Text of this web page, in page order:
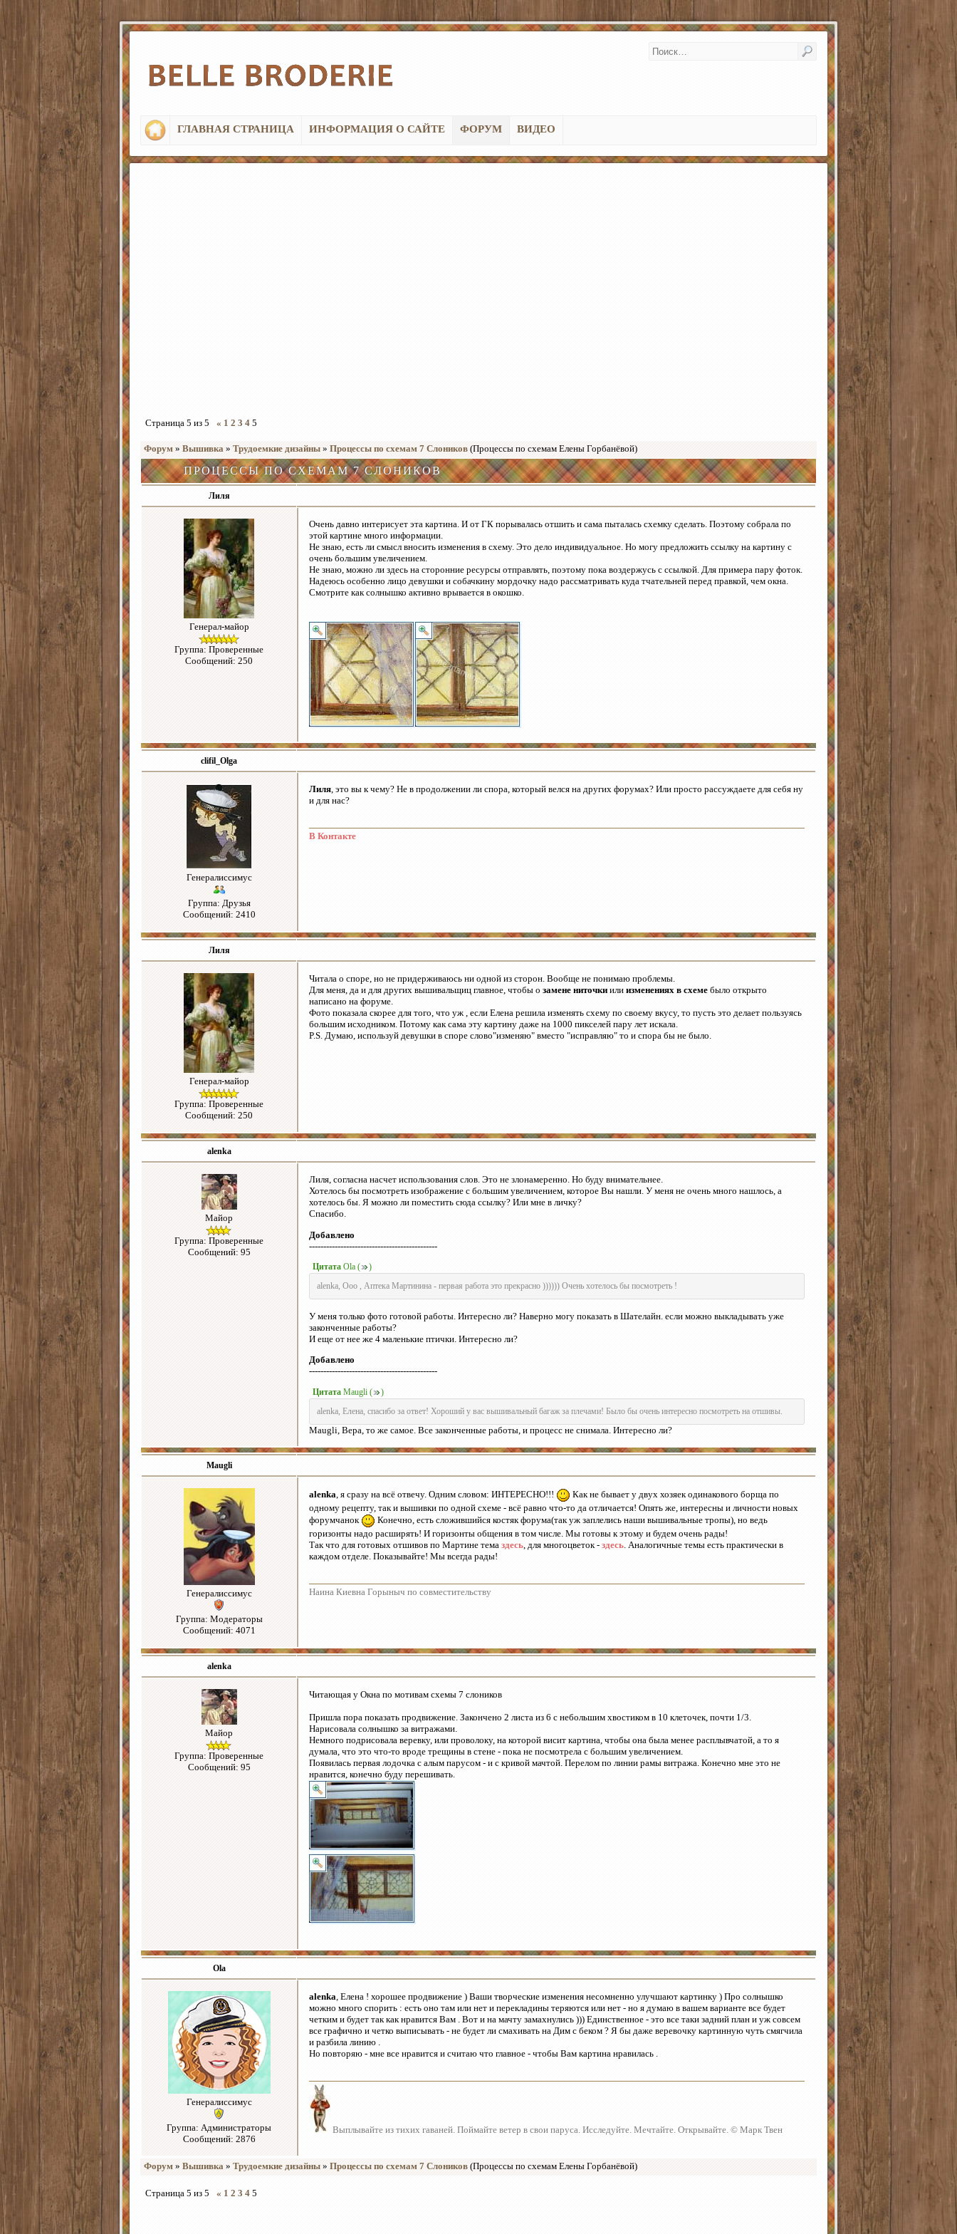
ГЛАВНАЯ СТРАНИЦА ИНФОРМАЦИЯ О САЙТЕ ФОРУМ ВИДЕО
Страница 5 из 5 « 1 2 3 4 5
Форум » Вышивка » Трудоемкие дизайны » Процессы по схемам 7 Слоников (Процессы по схемам Елены Горбанёвой)
ПРОЦЕССЫ ПО СХЕМАМ 7 СЛОНИКОВ
Лиля
Генерал-майор
Группа: Проверенные
Сообщений: 250
Очень давно интерисует эта картина. И от ГК порывалась отшить и сама пыталась схемку сделать. Поэтому собрала по
этой картине много информации.
Не знаю, есть ли смысл вносить изменения в схему. Это дело индивидуальное. Но могу предложить ссылку на картину с
очень большим увеличением.
Не знаю, можно ли здесь на сторонние ресурсы отправлять, поэтому пока воздержусь с ссылкой. Для примера пару фоток.
Надеюсь особенно лицо девушки и собачкину мордочку надо рассматривать куда тчательней перед правкой, чем окна.
Смотрите как солнышко активно врывается в окошко.
clifil_Olga
Генералиссимус
Группа: Друзья
Сообщений: 2410
Лиля, это вы к чему? Не в продолжении ли спора, который велся на других форумах? Или просто рассуждаете для себя ну
и для нас?
В Контакте
Лиля
Генерал-майор
Группа: Проверенные
Сообщений: 250
Читала о споре, но не придерживаюсь ни одной из сторон. Вообще не понимаю проблемы.
Для меня, да и для других вышивальщиц главное, чтобы о замене ниточки или изменениях в схеме было открыто
написано на форуме.
Фото показала скорее для того, что уж , если Елена решила изменять схему по своему вкусу, то пусть это делает пользуясь
большим исходником. Потому как сама эту картину даже на 1000 пикселей пару лет искала.
P.S. Думаю, используй девушки в споре слово"изменяю" вместо "исправляю" то и спора бы не было.
alenka
Майор
Группа: Проверенные
Сообщений: 95
Лиля, согласна насчет использования слов. Это не злонамеренно. Но буду внимательнее.
Хотелось бы посмотреть изображение с большим увеличением, которое Вы нашли. У меня не очень много нашлось, а
хотелось бы. Я можно ли поместить сюда ссылку? Или мне в личку?
Спасибо.
Добавлено
---------------------------------------------
Цитата Ola (
)
alenka, Ооо , Аптека Мартинина - первая работа это прекрасно )))))) Очень хотелось бы посмотреть !
У меня только фото готовой работы. Интересно ли? Наверно могу показать в Шателайн. если можно выкладывать уже
законченные работы?
И еще от нее же 4 маленькие птички. Интересно ли?
Добавлено
---------------------------------------------
Цитата Maugli (
)
alenka, Елена, спасибо за ответ! Хороший у вас вышивальный багаж за плечами! Было бы очень интересно посмотреть на отшивы.
Maugli, Вера, то же самое. Все законченные работы, и процесс не снимала. Интересно ли?
Maugli
Генералиссимус
Группа: Модераторы
Сообщений: 4071
alenka, я сразу на всё отвечу. Одним словом: ИНТЕРЕСНО!!!
Как не бывает у двух хозяек одинакового борща по
одному рецепту, так и вышивки по одной схеме - всё равно что-то да отличается! Опять же, интересны и личности новых
форумчанок
Конечно, есть сложившийся костяк форума(так уж заплелись наши вышивальные тропы), но ведь
горизонты надо расширять! И горизонты общения в том числе. Мы готовы к этому и будем очень рады!
Так что для готовых отшивов по Мартине тема здесь, для многоцветок - здесь. Аналогичные темы есть практически в
каждом отделе. Показывайте! Мы всегда рады!
Наина Киевна Горыныч по совместительству
alenka
Майор
Группа: Проверенные
Сообщений: 95
Читающая у Окна по мотивам схемы 7 слоников
Пришла пора показать продвижение. Закончено 2 листа из 6 с небольшим хвостиком в 10 клеточек, почти 1/3.
Нарисовала солнышко за витражами.
Немного подрисовала веревку, или проволоку, на которой висит картина, чтобы она была менее расплывчатой, а то я
думала, что это что-то вроде трещины в стене - пока не посмотрела с большим увеличением.
Появилась первая лодочка с алым парусом - и с кривой мачтой. Перелом по линии рамы витража. Конечно мне это не
нравится, конечно буду перешивать.
Ola
Генералиссимус
Группа: Администраторы
Сообщений: 2876
alenka, Елена ! хорошее продвижение ) Ваши творческие изменения несомненно улучшают картинку ) Про солнышко
можно много спорить : есть оно там или нет и перекладины теряются или нет - но я думаю в вашем варианте все будет
четким и будет так как нравится Вам . Вот и на мачту замахнулись ))) Единственное - это все таки задний план и уж совсем
все графично и четко выписывать - не будет ли смахивать на Дим с беком ? Я бы даже веревочку картинную чуть смягчила
и разбила линию .
Но повторяю - мне все нравится и считаю что главное - чтобы Вам картина нравилась .
Выплывайте из тихих гаваней. Поймайте ветер в свои паруса. Исследуйте. Мечтайте. Открывайте. © Марк Твен
Форум » Вышивка » Трудоемкие дизайны » Процессы по схемам 7 Слоников (Процессы по схемам Елены Горбанёвой)
Страница 5 из 5 « 1 2 3 4 5